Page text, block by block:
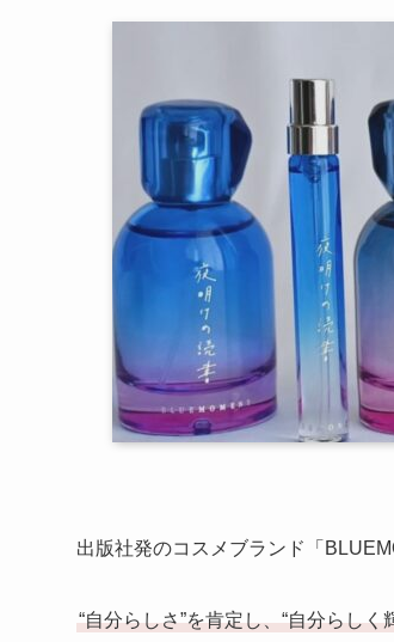
出版社発のコスメブランド「
“自分らしさ”を肯定し、“自分らし